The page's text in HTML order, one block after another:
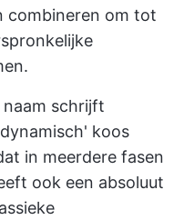
combineren om tot
schrijft
koos
in meerdere fasen
ook een absoluut